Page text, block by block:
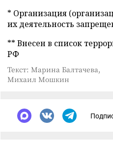
* Организация
их деятельность
** Внесен в список
РФ
Текст: Марина Балтачева,
Михаил Мошкин